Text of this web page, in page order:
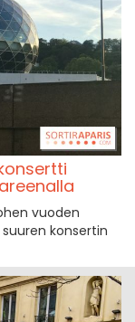
vuoden
konsertin